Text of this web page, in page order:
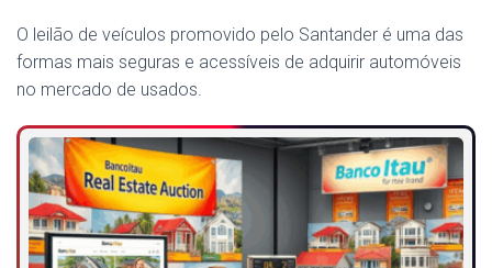
O leilão de veículos promovido pelo Santander é uma das
formas mais seguras e acessíveis de adquirir automóveis
no mercado de usados.